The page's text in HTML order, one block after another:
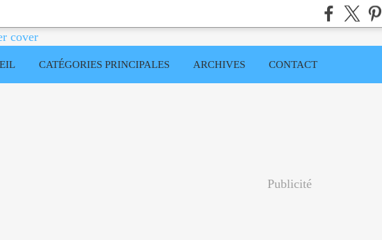
CATÉGORIES PRINCIPALES ARCHIVES CONTACT
Publicité